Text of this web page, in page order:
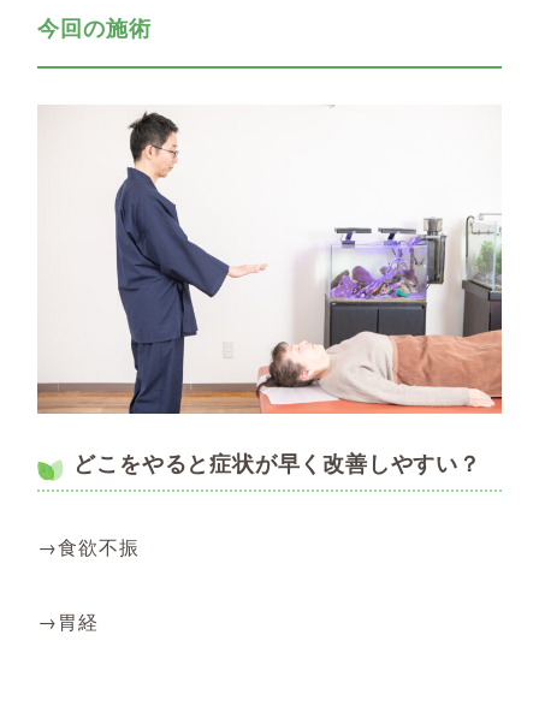
今回の施術
どこをやると症状が早く改善しやすい？
→食欲不振
→胃経